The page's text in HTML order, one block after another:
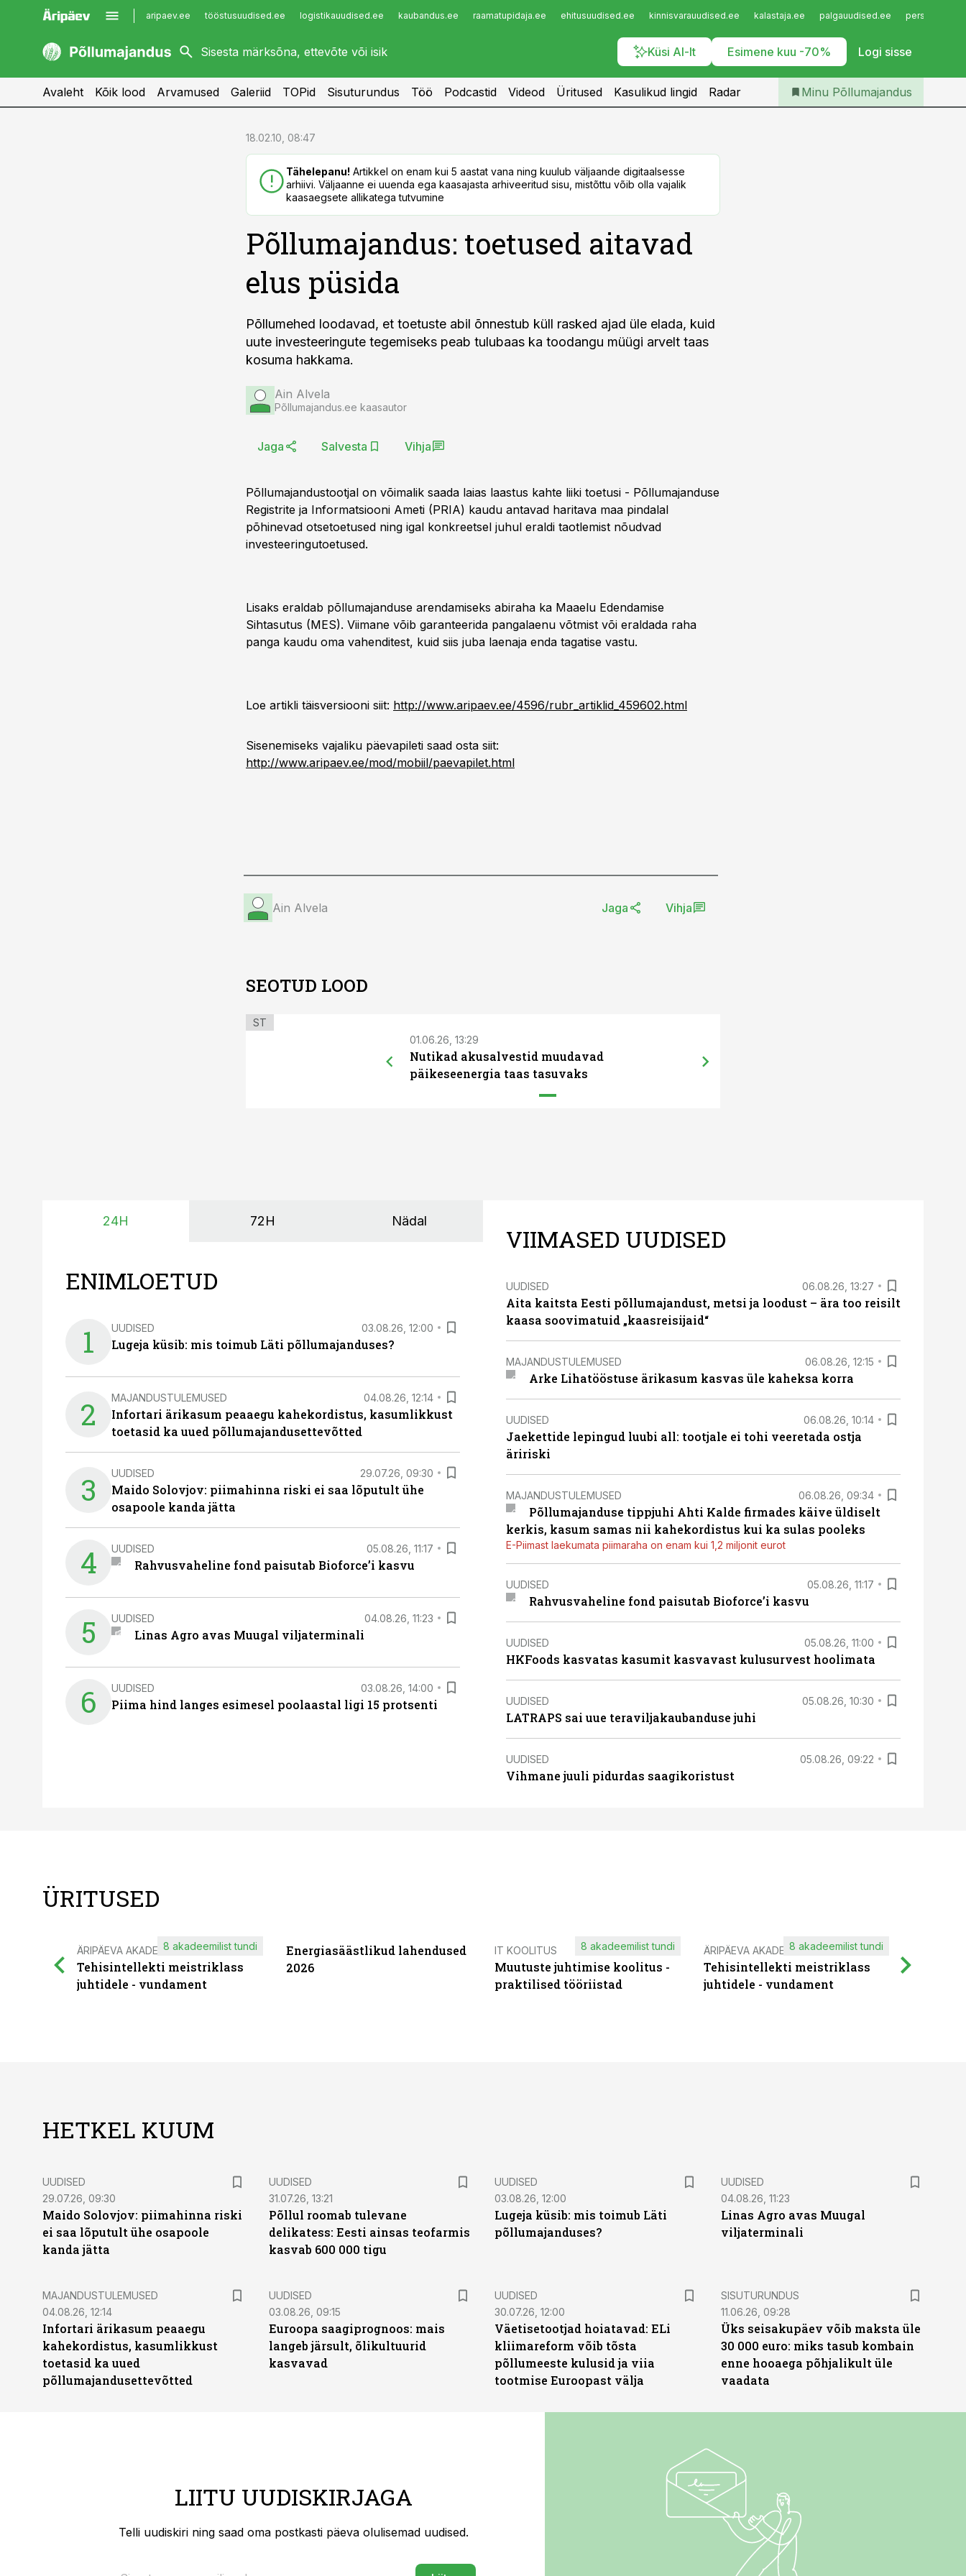
aripaev.ee tööstusuudised.ee logistikauudised.ee kaubandus.ee raamatupidaja.ee ehitusuudised.ee kinnisvarauudised.ee kalastaja.ee palgauudised.ee
Küsi AI-lt Esimene kuu -70% Logi sisse
kaubandus.ee
kinnisvarauudised.ee
imelineajalugu.ee
Infopank
Iseteenindus
Telli Põllumajandus
Avaleht Kõik lood Arvamused Galeriid TOPid Sisuturundus Töö Podcastid Videod Üritused Kasulikud lingid Radar Minu Põllumajandus
18.02.10, 08:47
Tähelepanu! Artikkel on enam kui 5 aastat vana ning kuulub väljaande digitaalsesse
arhiivi. Väljaanne ei uuenda ega kaasajasta arhiveeritud sisu, mistõttu võib olla vajalik
kaasaegsete allikatega tutvumine
Põllumajandus: toetused aitavad
elus püsida
Põllumehed loodavad, et toetuste abil õnnestub küll rasked ajad üle elada, kuid
uute investeeringute tegemiseks peab tulubaas ka toodangu müügi arvelt taas
kosuma hakkama.
Ain Alvela
Põllumajandus.ee kaasautor
Jaga Salvesta Vihja
Põllumajandustootjal on võimalik saada laias laastus kahte liiki toetusi - Põllumajanduse
Registrite ja Informatsiooni Ameti (PRIA) kaudu antavad haritava maa pindalal
põhinevad otsetoetused ning igal konkreetsel juhul eraldi taotlemist nõudvad
investeeringutoetused.
Lisaks eraldab põllumajanduse arendamiseks abiraha ka Maaelu Edendamise
Sihtasutus (MES). Viimane võib garanteerida pangalaenu võtmist või eraldada raha
panga kaudu oma vahenditest, kuid siis juba laenaja enda tagatise vastu.
Loe artikli täisversiooni siit: http://www.aripaev.ee/4596/rubr_artiklid_459602.html
Sisenemiseks vajaliku päevapileti saad osta siit:
http://www.aripaev.ee/mod/mobiil/paevapilet.html
Ain Alvela Jaga Vihja
SEOTUD LOOD
ST
01.06.26, 13:29
Nutikad akusalvestid muudavad
päikeseenergia taas tasuvaks
24H 72H Nädal
ENIMLOETUD
1 UUDISED 03.08.26, 12:00
Lugeja küsib: mis toimub Läti põllumajanduses?
2 MAJANDUSTULEMUSED 04.08.26, 12:14
Infortari ärikasum peaaegu kahekordistus, kasumlikkust
toetasid ka uued põllumajandusettevõtted
3 UUDISED 29.07.26, 09:30
Maido Solovjov: piimahinna riski ei saa lõputult ühe
osapoole kanda jätta
4 UUDISED 05.08.26, 11:17
Rahvusvaheline fond paisutab Bioforce’i kasvu
5 UUDISED 04.08.26, 11:23
Linas Agro avas Muugal viljaterminali
6 UUDISED 03.08.26, 14:00
Piima hind langes esimesel poolaastal ligi 15 protsenti
VIIMASED UUDISED
UUDISED 06.08.26, 13:27
Aita kaitsta Eesti põllumajandust, metsi ja loodust – ära too reisilt
kaasa soovimatuid „kaasreisijaid“
MAJANDUSTULEMUSED 06.08.26, 12:15
Arke Lihatööstuse ärikasum kasvas üle kaheksa korra
UUDISED 06.08.26, 10:14
Jaekettide lepingud luubi all: tootjale ei tohi veeretada ostja
äririski
MAJANDUSTULEMUSED 06.08.26, 09:34
Põllumajanduse tippjuhi Ahti Kalde firmades käive üldiselt
kerkis, kasum samas nii kahekordistus kui ka sulas pooleks
E-Piimast laekumata piimaraha on enam kui 1,2 miljonit eurot
UUDISED 05.08.26, 11:17
Rahvusvaheline fond paisutab Bioforce’i kasvu
UUDISED 05.08.26, 11:00
HKFoods kasvatas kasumit kasvavast kulusurvest hoolimata
UUDISED 05.08.26, 10:30
LATRAPS sai uue teraviljakaubanduse juhi
UUDISED 05.08.26, 09:22
Vihmane juuli pidurdas saagikoristust
ÜRITUSED
ÄRIPÄEVA AKADEEMIA
Tehisintellekti meistriklass
juhtidele - vundament
8 akadeemilist tundi
Energiasäästlikud lahendused
2026
IT KOOLITUS
Muutuste juhtimise koolitus -
praktilised tööriistad
8 akadeemilist tundi ÄRIPÄEVA AKADEEMIA
Tehisintellekti meistriklass
juhtidele - vundament
8 akadeemilist tundi
HETKEL KUUM
UUDISED
29.07.26, 09:30
Maido Solovjov: piimahinna riski
ei saa lõputult ühe osapoole
kanda jätta
UUDISED
31.07.26, 13:21
Põllul roomab tulevane
delikatess: Eesti ainsas teofarmis
kasvab 600 000 tigu
UUDISED
03.08.26, 12:00
Lugeja küsib: mis toimub Läti
põllumajanduses?
UUDISED
04.08.26, 11:23
Linas Agro avas Muugal
viljaterminali
MAJANDUSTULEMUSED
04.08.26, 12:14
Infortari ärikasum peaaegu
kahekordistus, kasumlikkust
toetasid ka uued
põllumajandusettevõtted
UUDISED
03.08.26, 09:15
Euroopa saagiprognoos: mais
langeb järsult, õlikultuurid
kasvavad
UUDISED
30.07.26, 12:00
Väetisetootjad hoiatavad: ELi
kliimareform võib tõsta
põllumeeste kulusid ja viia
tootmise Euroopast välja
ST
SISUTURUNDUS
11.06.26, 09:28
Üks seisakupäev võib maksta üle
30 000 euro: miks tasub kombain
enne hooaega põhjalikult üle
vaadata
LIITU UUDISKIRJAGA
Telli uudiskiri ning saad oma postkasti päeva olulisemad uudised.